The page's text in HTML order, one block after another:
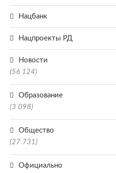
Нацбанк
Нацпроекты РД
Новости
(56 124)
Образование
(3 098)
Общество
(27 731)
Официально